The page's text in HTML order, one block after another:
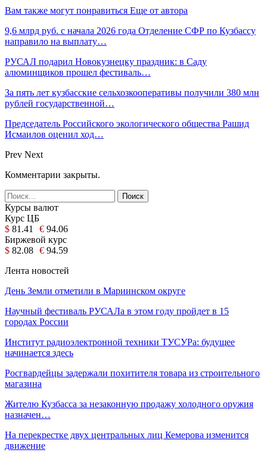
Вам также могут понравиться Еще от автора
9,6 млрд руб. с начала 2026 года Отделение СФР по Кузбассу
направило на выплату…
РУСАЛ подарил Новокузнецку праздник: в Саду
алюминщиков прошел фестиваль…
За пять лет кузбасские сельхозкооперативы получили 380 млн
рублей государственной…
Председатель Российского экологического общества Рашид
Исмаилов оценил ход…
Prev Next
Комментарии закрыты.
Курсы валют
Курс ЦБ
$ 81.41 € 94.06
Биржевой курс
$ 82.08 € 94.59
Лента новостей
День Земли отметили в Мариинском округе
Научный фестиваль РУСАЛа в этом году пройдет в 15
городах России
Институт радиоэлектронной техники ТУСУРа: будущее
начинается здесь
Росгвардейцы задержали похитителя товара из строительного
магазина
Жителю Кузбасса за незаконную продажу холодного оружия
назначен…
На перекрестке двух центральных лиц Кемерова изменится
движение